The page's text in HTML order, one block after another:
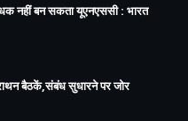
नहीं बन सकता यूएनएससी : भारत
बैठकें,संबंध सुधारने पर जोर